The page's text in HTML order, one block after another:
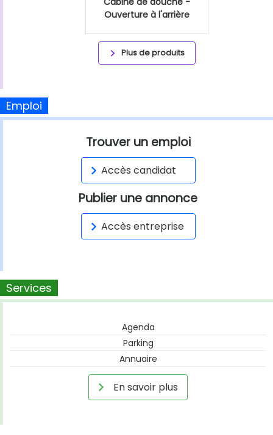
Ouverture à l'arrière
Plus de produits
Emploi
Trouver un emploi
Accès candidat
Publier une annonce
Accès entreprise
Services
Agenda
Parking
Annuaire
En savoir plus